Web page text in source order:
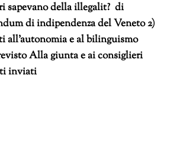
sapevano della illegalit? di
di indipendenza del Veneto 2)
all’autonomia e al bilinguismo
Alla giunta e ai consiglieri
inviati